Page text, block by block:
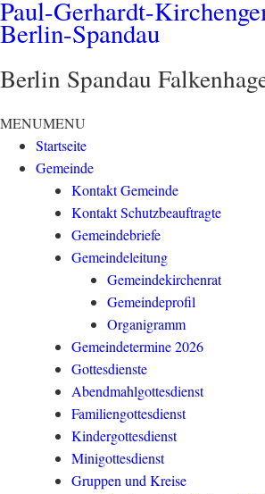
Paul-Gerhardt-
Berlin-Spandau
Berlin Spandau
MENUMENU
Startseite
Gemeinde
Kontakt Gemeinde
Kontakt Schutzbeauftragte
Gemeindebriefe
Gemeindeleitung
Gemeindekirchenrat
Gemeindeprofil
Organigramm
Gemeindetermine 2026
Gottesdienste
Abendmahlgottesdienst
Familiengottesdienst
Kindergottesdienst
Minigottesdienst
Gruppen und Kreise